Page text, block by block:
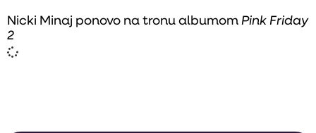
Nicki Minaj ponovo na tronu albumom Pink Friday
2